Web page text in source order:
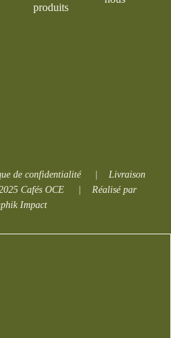
produits
de confidentialité| Livraison
Cafés OCE| Réalisé par
Impact